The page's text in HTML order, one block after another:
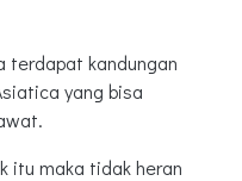
terdapat kandungan
yang bisa
itu maka tidak heran